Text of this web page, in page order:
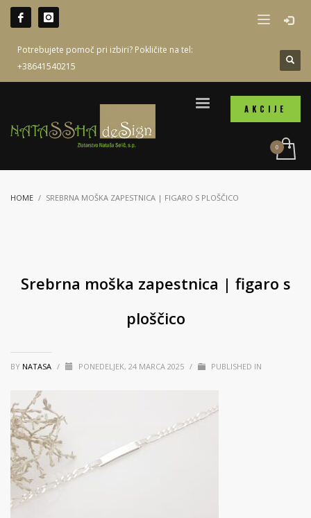
Potrebujete pomoč pri izbiri? Pokličite na tel:
+38641540215
AKCIJE
HOME SREBRNA MOŠKA ZAPESTNICA | FIGARO S PLOŠČICO
Srebrna moška zapestnica | figaro s
ploščico
BY NATASA / PONEDELJEK, 24 MARCA 2025 / PUBLISHED IN